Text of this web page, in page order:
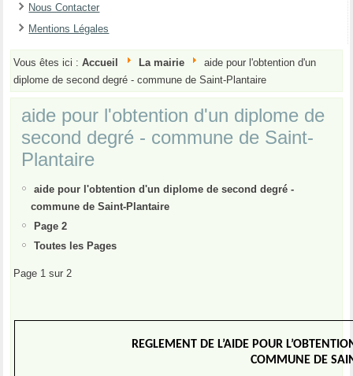
Nous Contacter
Mentions Légales
Vous êtes ici :Accueil La mairie
aide pour l'obtention d'un
diplome de second degré - commune de Saint-Plantaire
aide pour l'obtention d'un diplome de
second degré - commune de Saint-
Plantaire
aide pour l'obtention d'un diplome de second degré -
commune de Saint-Plantaire
Page 2
Toutes les Pages
Page 1 sur 2
REGLEMENT DE L’AIDE POUR
COMMUNE DE